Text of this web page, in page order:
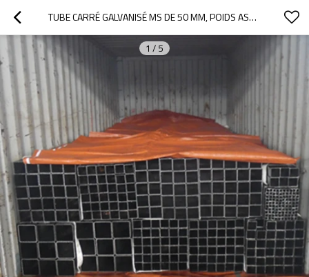
TUBE CARRÉ GALVANISÉ MS DE 50 MM, POIDS ASTM A500
1 / 5